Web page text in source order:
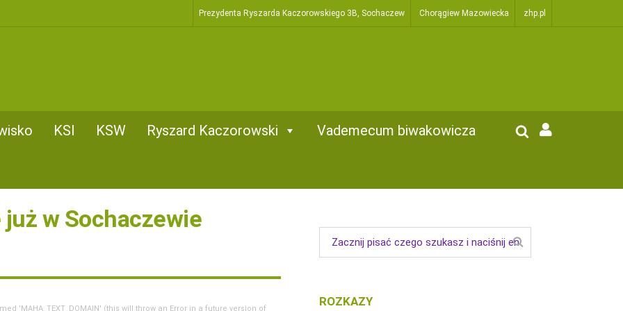
Prezydenta Ryszarda Kaczorowskiego 3B, Sochaczew Chorągiew Mazowiecka zhp.pl
KSI KSW Ryszard Kaczorowski Vademecum biwakowicza
w Sochaczewie
'MAHA_TEXT_DOMAIN' (this will throw an Error in a future version of
ROZKAZY